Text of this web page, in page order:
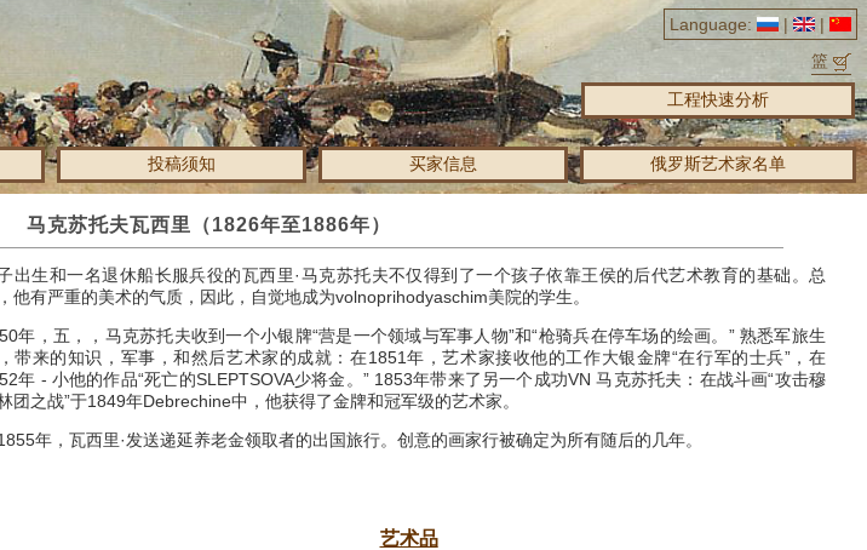
Language: |
|
篮
工程快速分析
投稿须知 买家信息 俄罗斯艺术家名单
马克苏托夫瓦西里（1826年至1886年）
出生和一名退休船长服兵役的瓦西里·马克苏托夫不仅得到了一个孩子依靠王侯的后代艺术教育的基础。 总
他有严重的美术的气质，因此，自觉地成为volnoprihodyaschim美院的学生。
年，五，，马克苏托夫收到一个小银牌“营是一个领域与军事人物”和“枪骑兵在停车场的绘画。” 熟悉军旅生
带来的知识，军事，和然后艺术家的成就：在1851年，艺术家接收他的工作大银金牌“在行军的士兵”，在
年 - 小他的作品“死亡的SLEPTSOVA少将金。” 1853年带来了另一个成功VN马克苏托夫：在战斗画“攻击穆
团之战”于1849年Debrechine中，他获得了金牌和冠军级的艺术家。
年，瓦西里·发送递延养老金领取者的出国旅行。 创意的画家行被确定为所有随后的几年。
艺术品